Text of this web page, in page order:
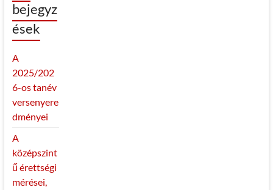
bejegyz
ések
A
2025/202
6-os tanév
versenyere
dményei
A
középszint
ű érettségi
mérései,